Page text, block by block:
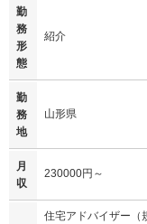
勤
務
形
態
紹介
勤
務
地
山形県
月
収
230000円～
住宅アドバイザー（